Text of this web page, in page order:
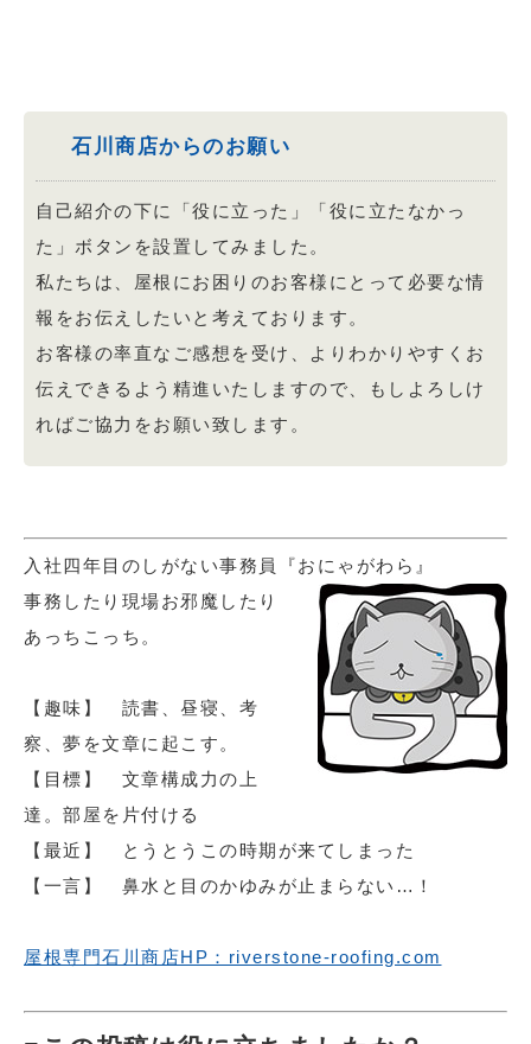
石川商店からのお願い
自己紹介の下に「役に立った」「役に立たなかっ
た」ボタンを設置してみました。
私たちは、屋根にお困りのお客様にとって必要な情
報をお伝えしたいと考えております。
お客様の率直なご感想を受け、よりわかりやすくお
伝えできるよう精進いたしますので、もしよろしけ
ればご協力をお願い致します。
入社四年目のしがない事務員『おにゃがわら』
事務したり現場お邪魔したり
あっちこっち。
【趣味】 読書、昼寝、考
察、夢を文章に起こす。
【目標】 文章構成力の上
達。部屋を片付ける
【最近】 とうとうこの時期が来てしまった
【一言】 鼻水と目のかゆみが止まらない…！
屋根専門石川商店HP：riverstone-roofing.com